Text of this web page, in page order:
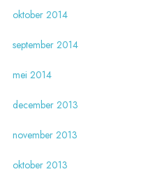
oktober 2014
september 2014
mei 2014
december 2013
november 2013
oktober 2013